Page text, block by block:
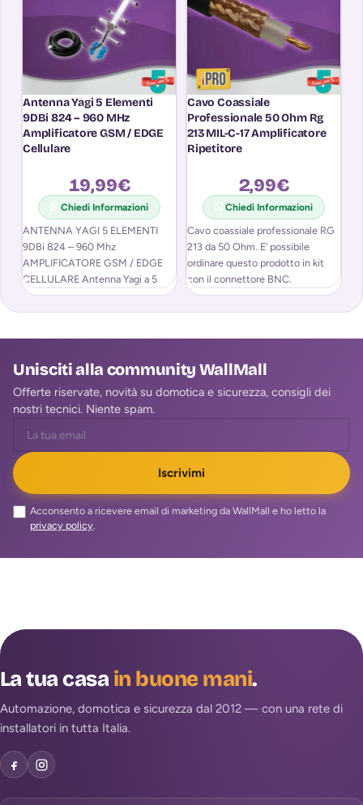
Antenna Yagi 5 Elementi
9DBi 824 – 960 MHz
Amplificatore GSM / EDGE
Cellulare
19,99€
Chiedi Informazioni
ANTENNA YAGI 5 ELEMENTI
9DBi 824 – 960 Mhz
AMPLIFICATORE GSM / EDGE
CELLULARE Antenna Yagi a 5
elementi 9
Cavo Coassiale
Professionale 50 Ohm Rg
213 MIL-C-17 Amplificatore
Ripetitore
2,99€
Chiedi Informazioni
Cavo coassiale professionale RG
213 da 50 Ohm. E’ possibile
ordinare questo prodotto in kit
con il connettore BNC.
Il prezzo si riferisce
Unisciti alla community WallMall
Offerte riservate, novità su domotica e sicurezza, consigli dei
nostri tecnici. Niente spam.
Iscrivimi
Acconsento a ricevere email di marketing da WallMall e ho letto la
privacy policy.
La tua casain buone mani.
Automazione, domotica e sicurezza dal 2012 — con una rete di
installatori in tutta Italia.